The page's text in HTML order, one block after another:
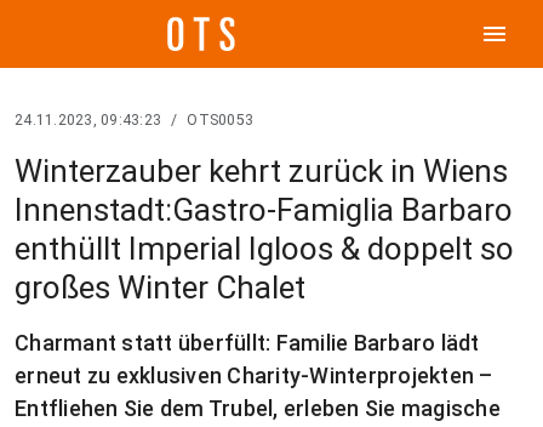
menu
24.11.2023, 09:43:23 / OTS0053
Winterzauber kehrt zurück in Wiens
Innenstadt:Gastro-Famiglia Barbaro
enthüllt Imperial Igloos & doppelt so
großes Winter Chalet
Charmant statt überfüllt: Familie Barbaro lädt
erneut zu exklusiven Charity-Winterprojekten –
Entfliehen Sie dem Trubel, erleben Sie magische